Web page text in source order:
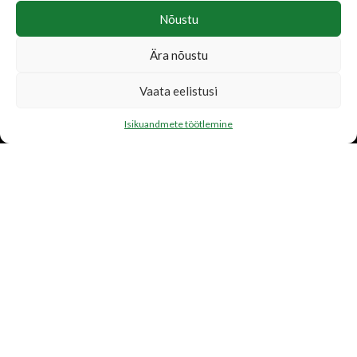
Nõustu
Ära nõustu
Vaata eelistusi
Isikuandmete töötlemine